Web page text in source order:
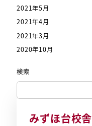
2021年5月
2021年4月
2021年3月
2020年10月
検索
みずほ台校舎